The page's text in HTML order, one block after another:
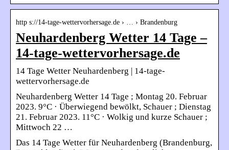
http s://14-tage-wettervorhersage.de › … › Brandenburg
Neuhardenberg Wetter 14 Tage –
14-tage-wettervorhersage.de
14 Tage Wetter Neuhardenberg | 14-tage-
wettervorhersage.de
Neuhardenberg Wetter 14 Tage ; Montag 20. Februar
2023. 9°C · Überwiegend bewölkt, Schauer ; Dienstag
21. Februar 2023. 11°C · Wolkig und kurze Schauer ;
Mittwoch 22 …
Das 14 Tage Wetter für Neuhardenberg (Brandenburg,